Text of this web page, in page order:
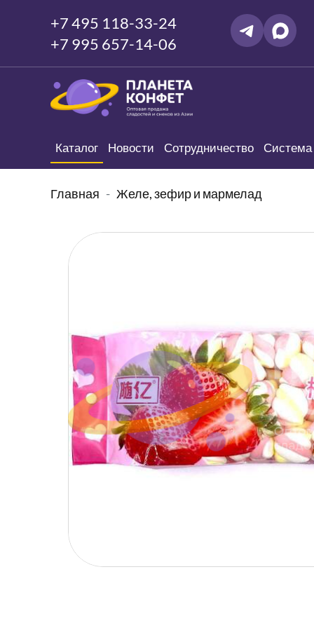
+7 495 118-33-24
+7 995 657-14-06
Каталог Новости Сотрудничество Система
Главная Желе, зефир и мармелад